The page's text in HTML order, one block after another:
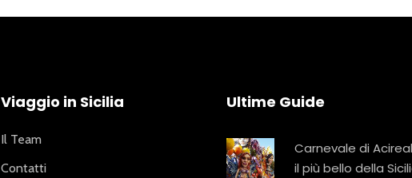
Viaggio in Sicilia
Il Team
Contatti
Ultime Guide
Carnevale di
il più bello della